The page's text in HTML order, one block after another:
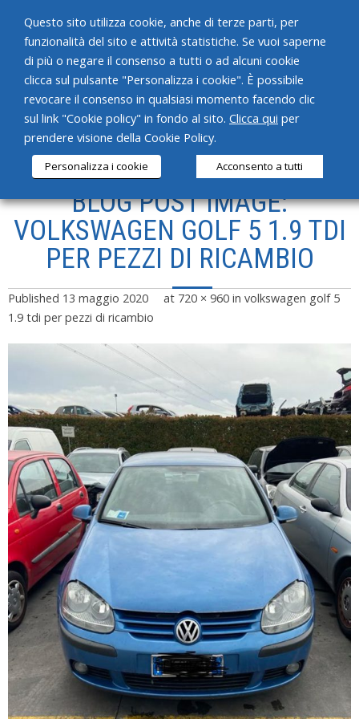
HOME
CHI SIAMO
SERVIZI
PRODOTTI
NEWS
CONTATTI
BLOG POST IMAGE:
VOLKSWAGEN GOLF 5 1.9 TDI
PER PEZZI DI RICAMBIO
Published 13 maggio 2020 at 720 × 960 in volkswagen golf 5
1.9 tdi per pezzi di ricambio
Questo sito utilizza cookie, anche di terze parti, per
funzionalità del sito e attività statistiche. Se vuoi saperne
di più o negare il consenso a tutti o ad alcuni cookie
clicca sul pulsante "Personalizza i cookie". È possibile
revocare il consenso in qualsiasi momento facendo clic
sul link "Cookie policy" in fondo al sito. Clicca qui per
prendere visione della Cookie Policy.
Personalizza i cookie Acconsento a tutti